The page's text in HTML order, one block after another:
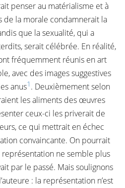
penser au matérialisme et à
de la morale condamnerait la
que la sexualité, qui a
serait célébrée. En réalité,
fréquemment réunis en art
avec des images suggestives
anus1 . Deuxièmement selon
les aliments des œuvres
ceux-ci les priverait de
ce qui mettrait en échec
convaincante. On pourrait
ne semble plus
par le passé. Mais soulignons
: la représentation n’est